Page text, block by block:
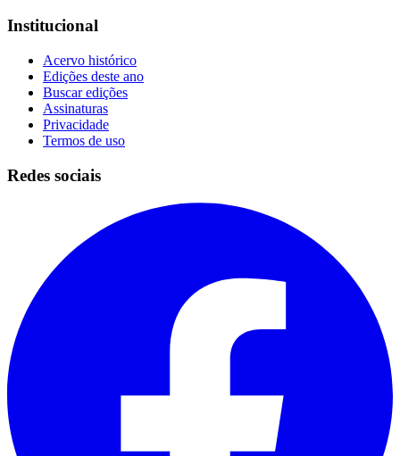
Institucional
Acervo histórico
Edições deste ano
Buscar edições
Assinaturas
Privacidade
Termos de uso
Redes sociais